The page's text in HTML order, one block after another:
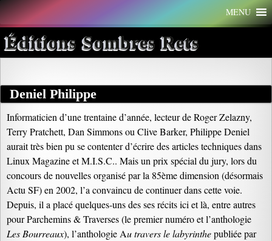
Aller
au
contenu
MENU
Éditions Sombres Rets
Deniel Philippe
Informaticien d’une trentaine d’année, lecteur de Roger Zelazny,
Terry Pratchett, Dan Simmons ou Clive Barker, Philippe Deniel
aurait très bien pu se contenter d’écrire des articles techniques dans
Linux Magazine et M.I.S.C.. Mais un prix spécial du jury, lors du
concours de nouvelles organisé par la 85ème dimension (désormais
Actu SF) en 2002, l’a convaincu de continuer dans cette voie.
Depuis, il a placé quelques-uns des ses récits ici et là, entre autres
pour Parchemins & Traverses (le premier numéro et l’anthologie
Les Bourreaux), l’anthologie Au travers le labyrinthepubliée par